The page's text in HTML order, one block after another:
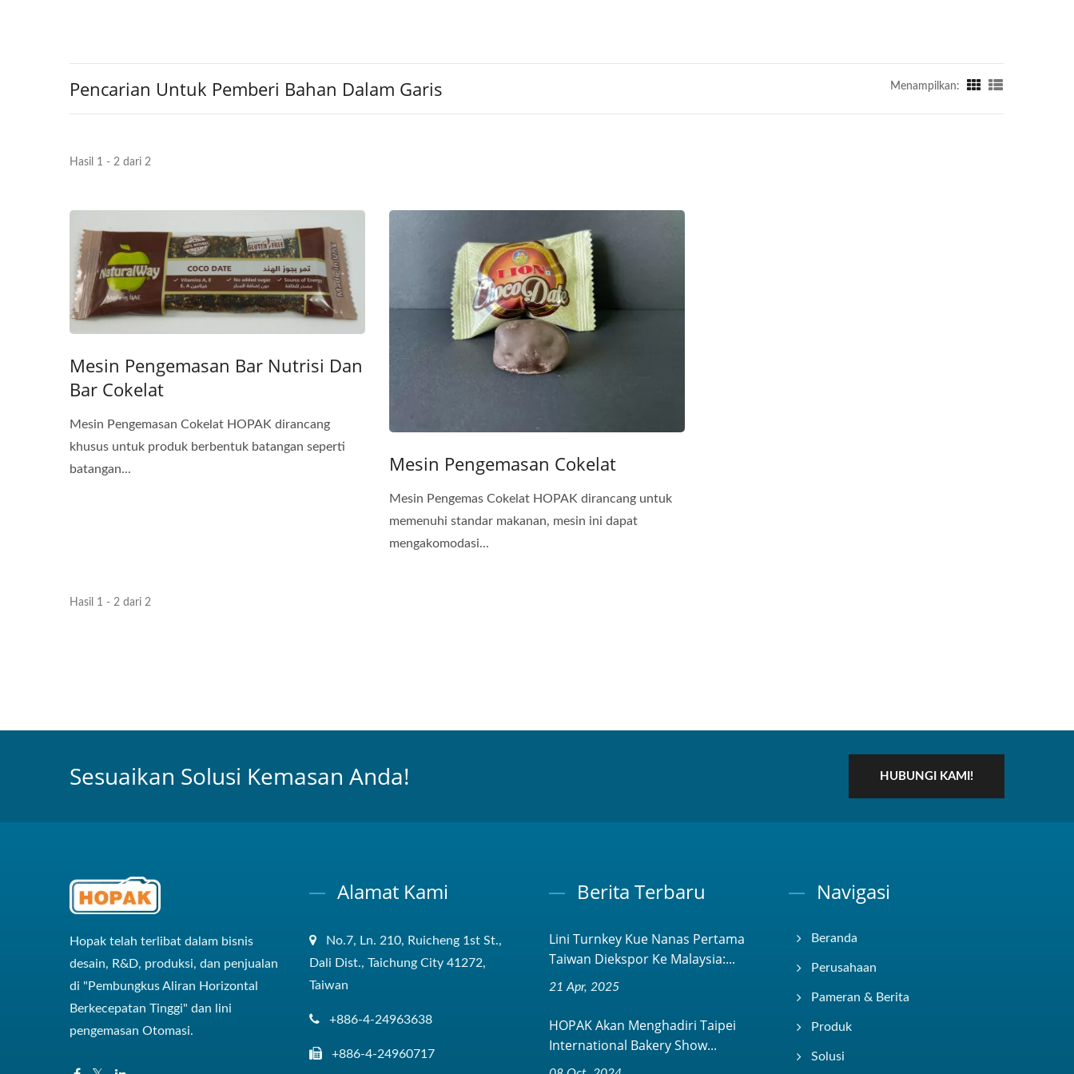
Pencarian Untuk Pemberi Bahan Dalam Garis Menampilkan:
Hasil 1 - 2 dari 2
Mesin Pengemasan Bar Nutrisi Dan
Bar Cokelat
Mesin Pengemasan Cokelat HOPAK dirancang
khusus untuk produk berbentuk batangan seperti
batangan...
Mesin Pengemasan Cokelat
Mesin Pengemas Cokelat HOPAK dirancang untuk
memenuhi standar makanan, mesin ini dapat
mengakomodasi...
Hasil 1 - 2 dari 2
Sesuaikan Solusi Kemasan Anda! HUBUNGI KAMI!
Hopak telah terlibat dalam bisnis
desain, R&D, produksi, dan penjualan
di "Pembungkus Aliran Horizontal
Berkecepatan Tinggi" dan lini
pengemasan Otomasi.
Alamat Kami
No.7, Ln. 210, Ruicheng 1st St.,
Dali Dist., Taichung City 41272,
Taiwan
+886-4-24963638
+886-4-24960717
Berita Terbaru
Lini Turnkey Kue Nanas Pertama
Taiwan Diekspor Ke Malaysia:...
21 Apr, 2025
HOPAK Akan Menghadiri Taipei
International Bakery Show...
Navigasi
Beranda
Perusahaan
Pameran & Berita
Produk
Solusi